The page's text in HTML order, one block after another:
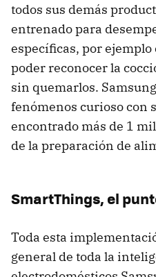
todos sus demás
entrenado para
específicas, por
poder reconocer la
sin quemarlos.
fenómenos curioso con
encontrado más de 1
de la preparación de
SmartThings, el
Toda esta
general de toda la